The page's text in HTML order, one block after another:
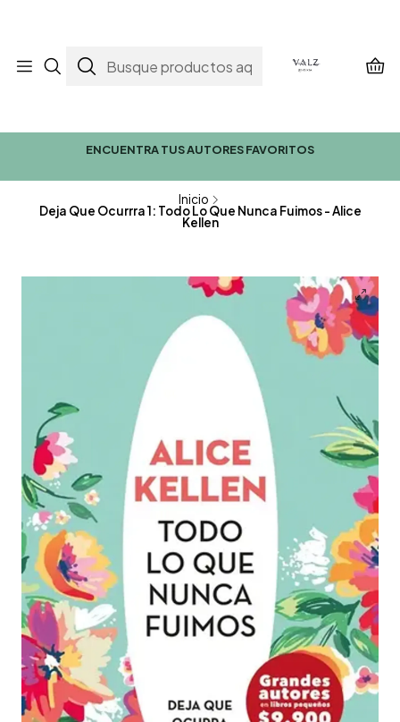
ENCUENTRA TUS AUTORES FAVORITOS
Inicio
Deja Que Ocurrra 1: Todo Lo Que Nunca Fuimos - Alice
Kellen